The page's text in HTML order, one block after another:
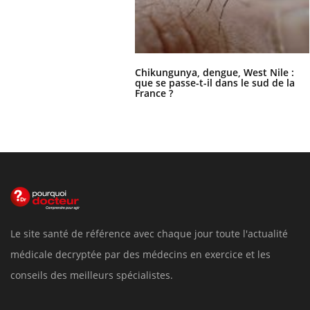
Chikungunya, dengue, West Nile :
que se passe-t-il dans le sud de la
France ?
Le site santé de référence avec chaque jour toute l'actualité
médicale decryptée par des médecins en exercice et les
conseils des meilleurs spécialistes.